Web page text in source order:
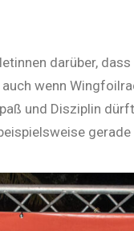
darüber,
wenn
und Disziplin